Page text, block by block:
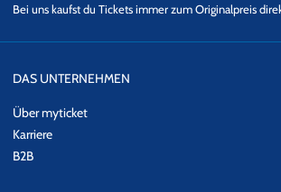
Bei uns kaufst du Tickets immer zum Originalpreis
DAS UNTERNEHMEN
Über myticket
Karriere
B2B